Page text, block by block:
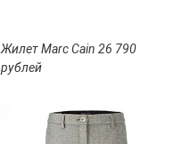
Жилет Marc Cain 26 790
рублей